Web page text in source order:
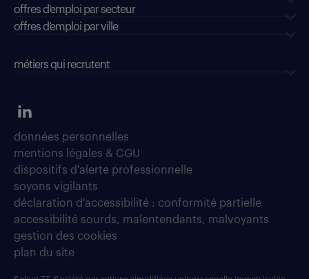
offres d'emploi par secteur
offres d’emploi par ville
métiers qui recrutent
données personnelles
mentions légales & CGU
dispositifs d'alerte professionnelle
soyons vigilants
déclaration d'accessibilité : conformité partielle
accessibilité sourds, malentendants, malvoyants
gestion des cookies
plan du site